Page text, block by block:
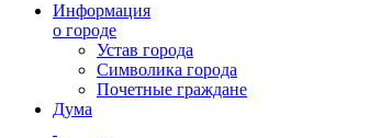
Информация
о городе
Устав города
Символика города
Почетные граждане
Дума